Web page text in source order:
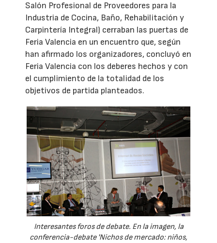
Salón Profesional de Proveedores para la
Industria de Cocina, Baño, Rehabilitación y
Carpintería Integral) cerraban las puertas de
Feria Valencia en un encuentro que, según
han afirmado los organizadores, concluyó en
Feria Valencia con los deberes hechos y con
el cumplimiento de la totalidad de los
objetivos de partida planteados.
Interesantes foros de debate. En la imagen, la
conferencia-debate 'Nichos de mercado: niños,